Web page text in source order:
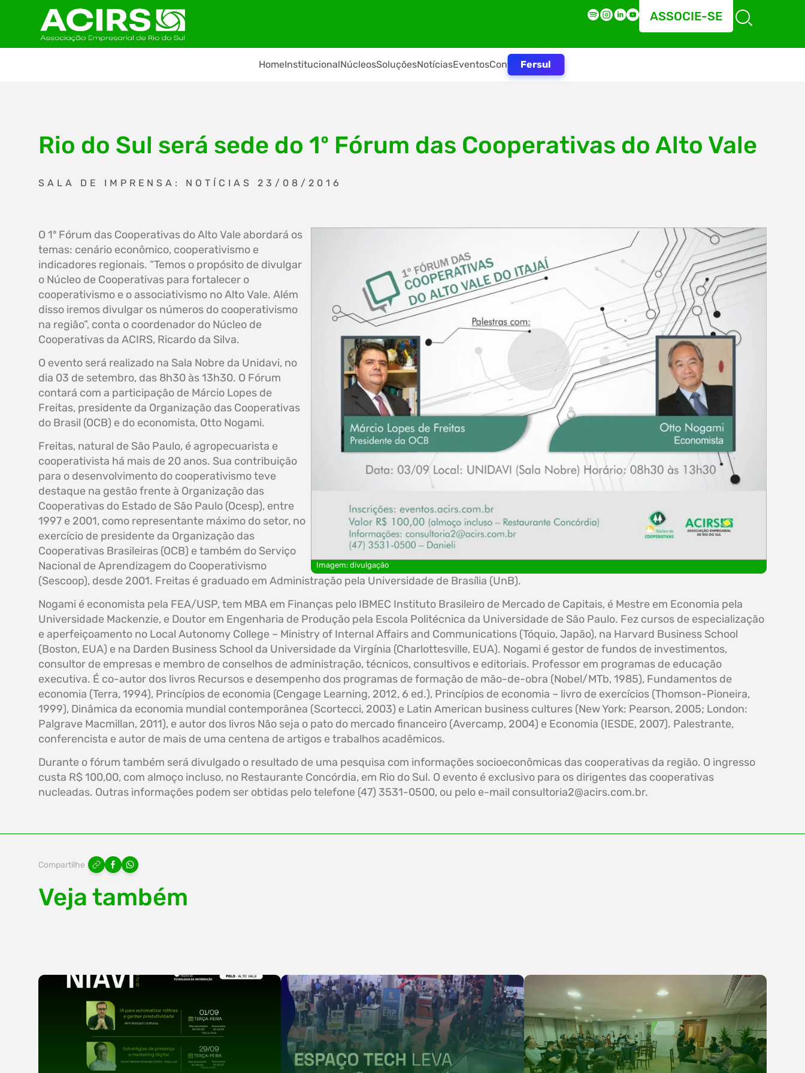
ASSOCIE-SE
HomeInstitucionalNúcleosSoluçõesNotíciasEventosContatoFersul
Rio do Sul será sede do 1º Fórum das Cooperativas do Alto Vale
SALA DE IMPRENSA: NOTÍCIAS 23/08/2016
Imagem: divulgação
O 1º Fórum das Cooperativas do Alto Vale abordará os
temas: cenário econômico, cooperativismo e
indicadores regionais. “Temos o propósito de divulgar
o Núcleo de Cooperativas para fortalecer o
cooperativismo e o associativismo no Alto Vale. Além
disso iremos divulgar os números do cooperativismo
na região”, conta o coordenador do Núcleo de
Cooperativas da ACIRS, Ricardo da Silva.
O evento será realizado na Sala Nobre da Unidavi, no
dia 03 de setembro, das 8h30 às 13h30. O Fórum
contará com a participação de Márcio Lopes de
Freitas, presidente da Organização das Cooperativas
do Brasil (OCB) e do economista, Otto Nogami.
Freitas, natural de São Paulo, é agropecuarista e
cooperativista há mais de 20 anos. Sua contribuição
para o desenvolvimento do cooperativismo teve
destaque na gestão frente à Organização das
Cooperativas do Estado de São Paulo (Ocesp), entre
1997 e 2001, como representante máximo do setor, no
exercício de presidente da Organização das
Cooperativas Brasileiras (OCB) e também do Serviço
Nacional de Aprendizagem do Cooperativismo
(Sescoop), desde 2001. Freitas é graduado em Administração pela Universidade de Brasília (UnB).
Nogami é economista pela FEA/USP, tem MBA em Finanças pelo IBMEC Instituto Brasileiro de Mercado de Capitais, é Mestre em Economia pela
Universidade Mackenzie, e Doutor em Engenharia de Produção pela Escola Politécnica da Universidade de São Paulo. Fez cursos de especialização
e aperfeiçoamento no Local Autonomy College – Ministry of Internal Affairs and Communications (Tóquio, Japão), na Harvard Business School
(Boston, EUA) e na Darden Business School da Universidade da Virgínia (Charlottesville, EUA). Nogami é gestor de fundos de investimentos,
consultor de empresas e membro de conselhos de administração, técnicos, consultivos e editoriais. Professor em programas de educação
executiva. É co-autor dos livros Recursos e desempenho dos programas de formação de mão-de-obra (Nobel/MTb, 1985), Fundamentos de
economia (Terra, 1994), Princípios de economia (Cengage Learning, 2012, 6 ed.), Princípios de economia – livro de exercícios (Thomson-Pioneira,
1999), Dinâmica da economia mundial contemporânea (Scortecci, 2003) e Latin American business cultures (New York: Pearson, 2005; London:
Palgrave Macmillan, 2011), e autor dos livros Não seja o pato do mercado financeiro (Avercamp, 2004) e Economia (IESDE, 2007). Palestrante,
conferencista e autor de mais de uma centena de artigos e trabalhos acadêmicos.
Durante o fórum também será divulgado o resultado de uma pesquisa com informações socioeconômicas das cooperativas da região. O ingresso
custa R$ 100,00, com almoço incluso, no Restaurante Concórdia, em Rio do Sul. O evento é exclusivo para os dirigentes das cooperativas
nucleadas. Outras informações podem ser obtidas pelo telefone (47) 3531-0500, ou pelo e-mail consultoria2@acirs.com.br.
Compartilhe
Veja também